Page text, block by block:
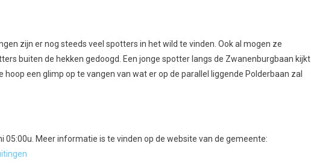
zijn er nog steeds veel spotters in het wild te vinden. Ook al mogen ze
buiten de hekken gedoogd. Een jonge spotter langs de Zwanenburgbaan kijkt
een glimp op te vangen van wat er op de parallel liggende Polderbaan zal
Meer informatie is te vinden op de website van de gemeente: